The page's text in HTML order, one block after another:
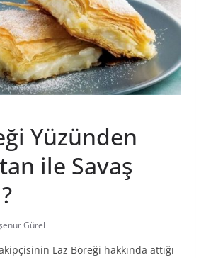
Yüzünden
ile Savaş
Gürel
Laz Böreği hakkında attığı